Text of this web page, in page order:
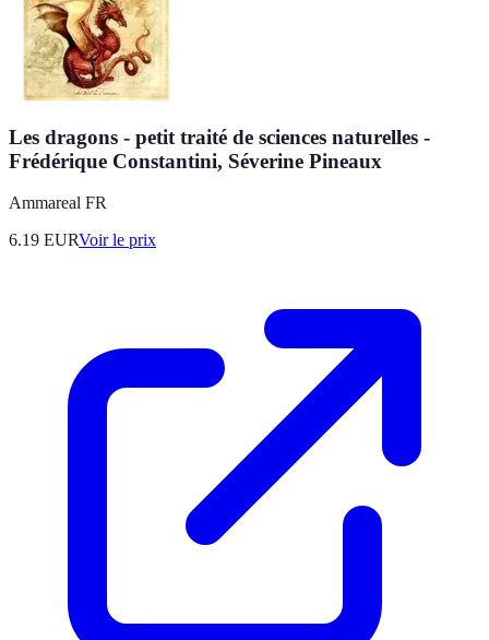
Les dragons - petit traité de sciences naturelles -
Frédérique Constantini, Séverine Pineaux
Ammareal FR
6.19 EURVoir le prix